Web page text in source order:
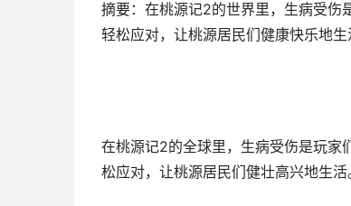
摘要：在桃源记2的世界里，生病受伤
轻松应对，让桃源居民们健康快乐地
在桃源记2的全球里，生病受伤是玩家
松应对，让桃源居民们健壮高兴地生活